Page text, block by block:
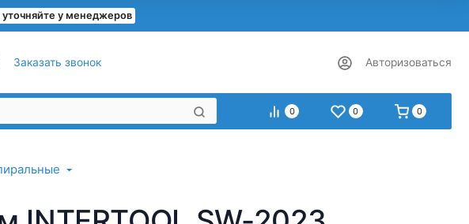
у менеджеров
Заказать звонок Авторизоваться
0 0 0